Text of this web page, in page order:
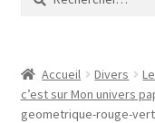
A propos
Contact
Accueil Divers
c’est sur Mon univers
geometrique-rouge-